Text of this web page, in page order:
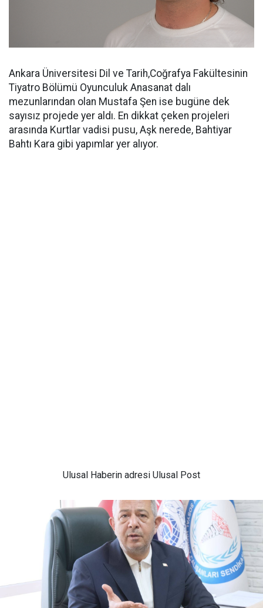
Ankara Üniversitesi Dil ve Tarih,Coğrafya Fakültesinin
Tiyatro Bölümü Oyunculuk Anasanat dalı
mezunlarından olan Mustafa Şen ise bugüne dek
sayısız projede yer aldı. En dikkat çeken projeleri
arasında Kurtlar vadisi pusu, Aşk nerede, Bahtiyar
Bahtı Kara gibi yapımlar yer alıyor.
Ulusal Haberin adresi Ulusal Post